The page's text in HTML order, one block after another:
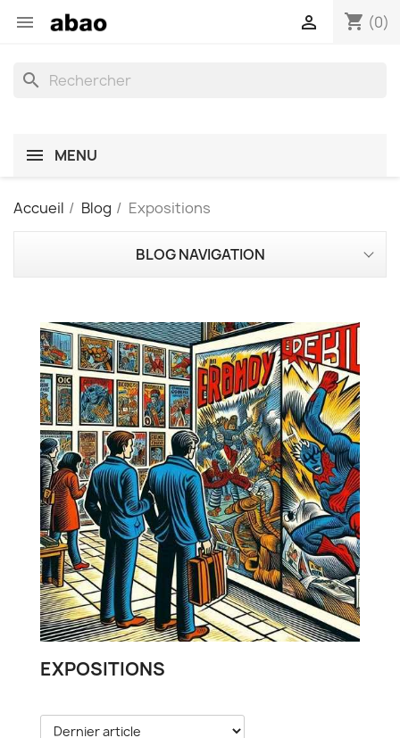
 shopping_cart (0)

search
MENU
Accueil Blog Expositions
BLOG NAVIGATION
EXPOSITIONS